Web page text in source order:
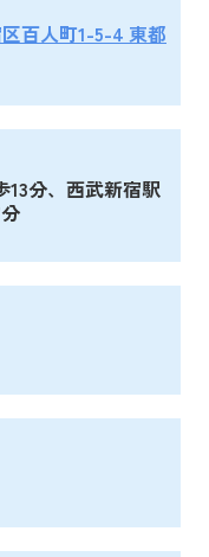
百人町1-5-4 東都
13分、西武新宿駅